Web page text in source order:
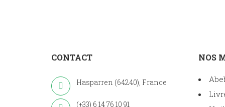
CONTACT
Hasparren (64240), France
(+33) 6 14 76 10 91
NOS